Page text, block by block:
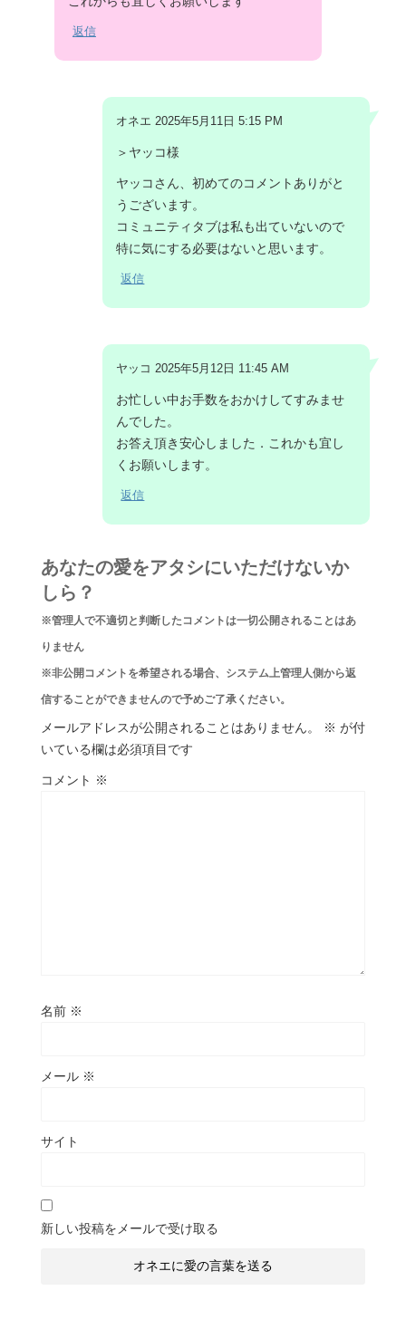
返信
オネエ 2025年5月11日 5:15 PM
＞ヤッコ様
ヤッコさん、初めてのコメントありがと
うございます。
コミュニティタブは私も出ていないので
特に気にする必要はないと思います。
返信
ヤッコ 2025年5月12日 11:45 AM
お忙しい中お手数をおかけしてすみませ
んでした。
お答え頂き安心しました．これかも宜し
くお願いします。
返信
あなたの愛をアタシにいただけないか
しら？
※管理人で不適切と判断したコメントは一切公開されることはあ
りません
※非公開コメントを希望される場合、システム上管理人側から返
信することができませんので予めご了承ください。
メールアドレスが公開されることはありません。 ※ が付
いている欄は必須項目です
コメント ※
名前 ※
メール ※
サイト
新しい投稿をメールで受け取る